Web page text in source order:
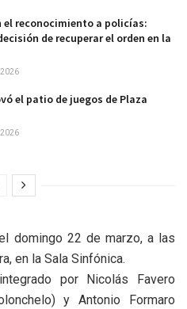
el reconocimiento a policías:
de recuperar el orden en la
2026
el patio de juegos de Plaza
2026
domingo 22 de marzo, a las
en la Sala Sinfónica.
por Nicolás Favero
y Antonio Formaro